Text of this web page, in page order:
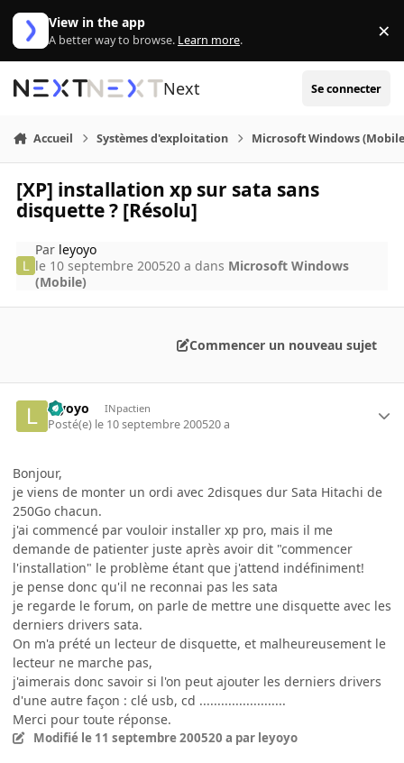
Aller au contenu
View in the app
A better way to browse. Learn more. ×
Next Se connecter
Accueil Systèmes d'exploitation Microsoft Windows
[XP] installation xp sur sata sans
disquette ? [Résolu]
Par leyoyo
le 10 septembre 200520 a dans Microsoft Windows
(Mobile)
Commencer un nouveau sujet
leyoyo INpactien
Posté(e) le 10 septembre 200520 a
Bonjour,
je viens de monter un ordi avec 2disques dur Sata Hitachi de
250Go chacun.
j'ai commencé par vouloir installer xp pro, mais il me
demande de patienter juste après avoir dit "commencer
l'installation" le problème étant que j'attend indéfiniment!
je pense donc qu'il ne reconnai pas les sata
je regarde le forum, on parle de mettre une disquette avec les
derniers drivers sata.
On m'a prété un lecteur de disquette, et malheureusement le
lecteur ne marche pas,
j'aimerais donc savoir si l'on peut ajouter les derniers drivers
d'une autre façon : clé usb, cd ........................
Merci pour toute réponse.
Modifié le 11 septembre 200520 a par leyoyo